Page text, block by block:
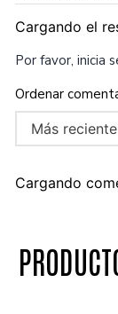
Cargando el
Por favor, inicia
Más reciente
Cargando